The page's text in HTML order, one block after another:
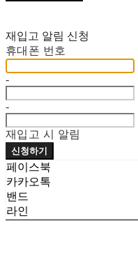
재입고 알림 신청
휴대폰 번호
-
-
재입고 시 알림
신청하기
페이스북
카카오톡
밴드
라인